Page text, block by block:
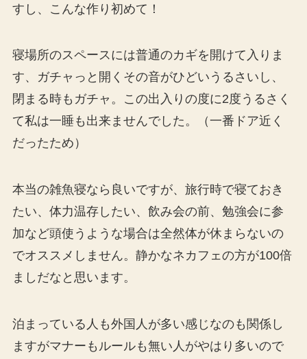
すし、こんな作り初めて！
寝場所のスペースには普通のカギを開けて入りま
す、ガチャっと開くその音がひどいうるさいし、
閉まる時もガチャ。この出入りの度に2度うるさく
て私は一睡も出来ませんでした。（一番ドア近く
だったため）
本当の雑魚寝なら良いですが、旅行時で寝ておき
たい、体力温存したい、飲み会の前、勉強会に参
加など頭使うような場合は全然体が休まらないの
でオススメしません。静かなネカフェの方が100倍
ましだなと思います。
泊まっている人も外国人が多い感じなのも関係し
ますがマナーもルールも無い人がやはり多いので